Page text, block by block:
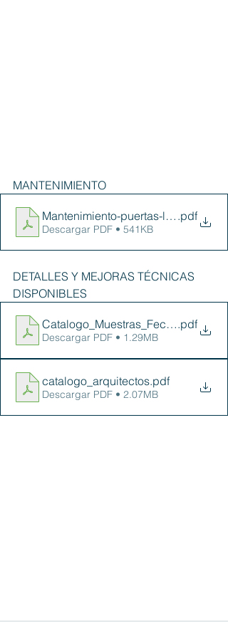
MANTENIMIENTO
Mantenimiento-puertas-lacadas-WEB
.pdf
Descargar PDF • 541KB
DETALLES Y MEJORAS TÉCNICAS
DISPONIBLES
Catalogo_Muestras_Fecons_WEB
.pdf
Descargar PDF • 1.29MB
catalogo_arquitectos.pdf
Descargar PDF • 2.07MB